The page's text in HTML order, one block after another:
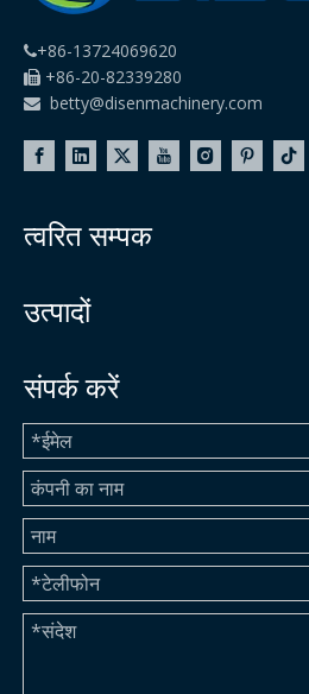
+86-13724069620
 +86-20-82339280
 betty@disenmachinery.com
त्वरित सम्पक
उत्पादों
संपर्क करें